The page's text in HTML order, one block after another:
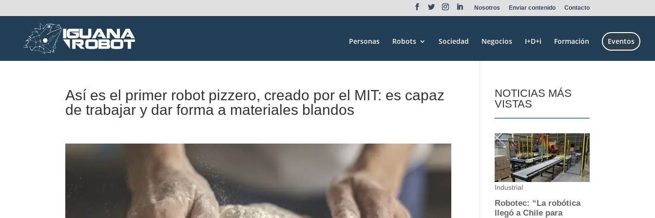
Nosotros Enviar contenido Contacto
Personas Robots Sociedad Negocios I+D+i Formación Eventos
Así es el primer robot pizzero, creado por el MIT: es capaz
de trabajar y dar forma a materiales blandos
NOTICIAS MÁS
VISTAS